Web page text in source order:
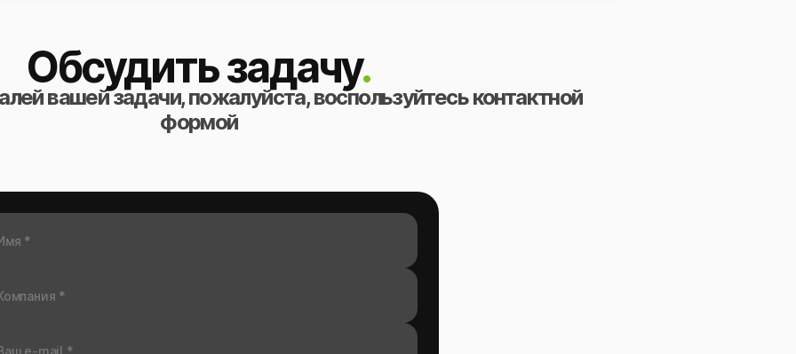
Обсудить задачу.
вашей задачи, пожалуйста, воспользуйтесь контактной
формой